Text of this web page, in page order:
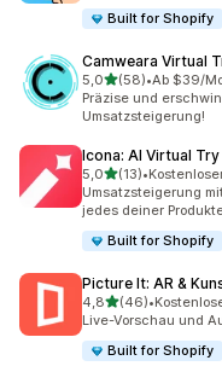
Built for Shopify
Camweara Virtual
5,0von 5 Sternen
(58)
58 Rezensionen
•Ab $39/
Präzise und
Umsatzsteigerung!
Icona: AI Virtual Try
5,0von 5 Sternen
(13)
13 Rezensionen
•
Umsatzsteigerung
jedes deiner
Built for Shopify
Picture It: AR &
4,8von 5 Sternen
(46)
46 Rezensionen
•
Live-Vorschau und
Built for Shopify